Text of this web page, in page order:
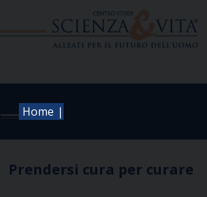
Home |
Prendersi cura per curare